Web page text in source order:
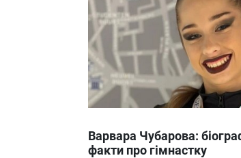
Лайфстайл
ТехноНаука
Людина
Корисності
Про нас
Варвара Чубарова:
факти про гімнастку